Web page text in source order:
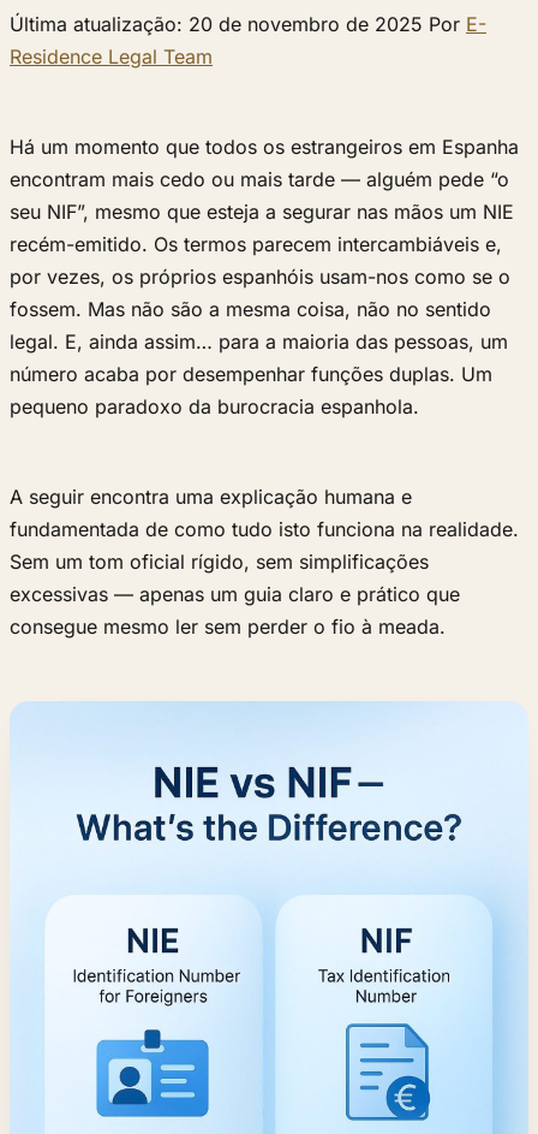
Última atualização: 20 de novembro de 2025 Por E-
Residence Legal Team
Há um momento que todos os estrangeiros em Espanha
encontram mais cedo ou mais tarde — alguém pede “o
seu NIF”, mesmo que esteja a segurar nas mãos um NIE
recém-emitido. Os termos parecem intercambiáveis e,
por vezes, os próprios espanhóis usam-nos como se o
fossem. Mas não são a mesma coisa, não no sentido
legal. E, ainda assim… para a maioria das pessoas, um
número acaba por desempenhar funções duplas. Um
pequeno paradoxo da burocracia espanhola.
A seguir encontra uma explicação humana e
fundamentada de como tudo isto funciona na realidade.
Sem um tom oficial rígido, sem simplificações
excessivas — apenas um guia claro e prático que
consegue mesmo ler sem perder o fio à meada.